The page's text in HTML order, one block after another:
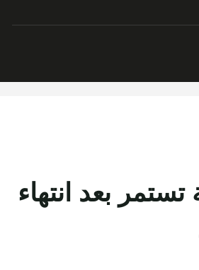
تستمر بعد انتهاء